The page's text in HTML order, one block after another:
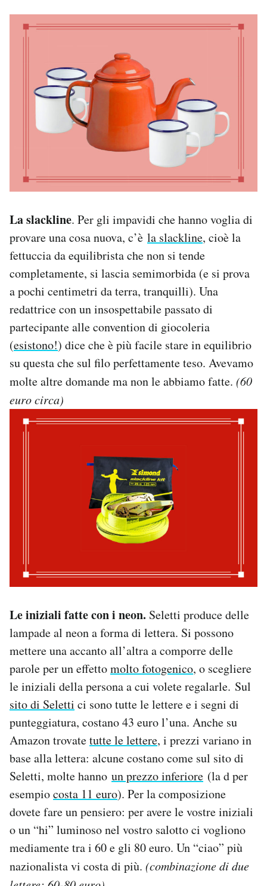
La slackline. Per gli impavidi che hanno voglia di
provare una cosa nuova, c’è la slackline, cioè la
fettuccia da equilibrista che non si tende
completamente, si lascia semimorbida (e si prova
a pochi centimetri da terra, tranquilli). Una
redattrice con un insospettabile passato di
partecipante alle convention di giocoleria
(esistono!) dice che è più facile stare in equilibrio
su questa che sul filo perfettamente teso. Avevamo
molte altre domande ma non le abbiamo fatte. (60
euro circa)
Le iniziali fatte con i neon. Seletti produce delle
lampade al neon a forma di lettera. Si possono
mettere una accanto all’altra a comporre delle
parole per un effettomolto fotogenico, o scegliere
le iniziali della persona a cui volete regalarle. Sul
sito di Seletti ci sono tutte le lettere e i segni di
punteggiatura, costano 43 euro l’una. Anche su
Amazon trovatetutte le lettere, i prezzi variano in
base alla lettera: alcune costano come sul sito di
Seletti, molte hanno un prezzo inferiore (la d per
esempiocosta 11 euro). Per la composizione
dovete fare un pensiero: per avere le vostre iniziali
o un “hi” luminoso nel vostro salotto ci vogliono
mediamente tra i 60 e gli 80 euro. Un “ciao” più
nazionalista vi costa di più. (combinazione di due